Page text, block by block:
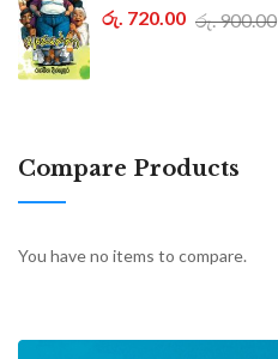
රු. 720.00 රු. 900.00
Compare Products
You have no items to compare.